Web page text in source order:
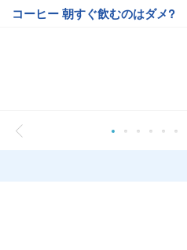
コーヒー 朝すぐ飲むのはダメ?